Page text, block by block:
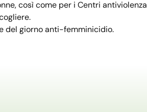
così come per i Centri
del giorno anti-femminicidio.